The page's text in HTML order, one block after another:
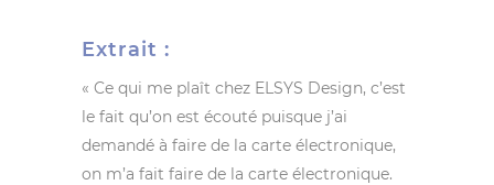
Extrait :
« Ce qui me plaît chez ELSYS Design, c’est
le fait qu’on est écouté puisque j’ai
demandé à faire de la carte électronique,
on m’a fait faire de la carte électronique.